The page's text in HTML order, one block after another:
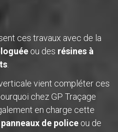
ces travaux avec de la
ou des résines à
vient compléter ces
chez GP Traçage
en charge cette
panneaux de police ou de